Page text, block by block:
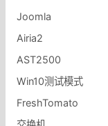
Joomla
Airia2
AST2500
Win10测试模式
FreshTomato